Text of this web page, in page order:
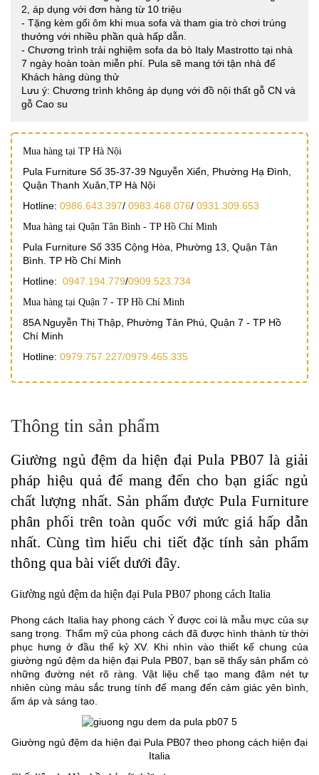
2, áp dụng với đơn hàng từ 10 triệu
- Tặng kèm gối ôm khi mua sofa và tham gia trò chơi trúng
thưởng với nhiều phần quà hấp dẫn.
- Chương trình trải nghiệm sofa da bò Italy Mastrotto tại nhà
7 ngày hoàn toàn miễn phí. Pula sẽ mang tới tận nhà để
Khách hàng dùng thử
Lưu ý: Chương trình không áp dụng với đồ nội thất gỗ CN và
gỗ Cao su
Mua hàng tại TP Hà Nội
Pula Furniture Số 35-37-39 Nguyễn Xiển, Phường Hạ Đình,
Quận Thanh Xuân,TP Hà Nội
Hotline: 0986.643.397/ 0983.468.076/ 0931.309.653
Mua hàng tại Quận Tân Bình - TP Hồ Chí Minh
Pula Furniture Số 335 Cộng Hòa, Phường 13, Quận Tân
Bình. TP Hồ Chí Minh
Hotline: 0947.194.779/0909.523.734
Mua hàng tại Quận 7 - TP Hồ Chí Minh
85A Nguyễn Thị Thập, Phường Tân Phú, Quận 7 - TP Hồ
Chí Minh
Hotline: 0979.757.227/0979.465.335
Thông tin sản phẩm
Giường ngủ đệm da hiện đại Pula PB07 là giải
pháp hiệu quả để mang đến cho bạn giấc ngủ
chất lượng nhất. Sản phẩm được Pula Furniture
phân phối trên toàn quốc với mức giá hấp dẫn
nhất. Cùng tìm hiểu chi tiết đặc tính sản phẩm
thông qua bài viết dưới đây.
Giường ngủ đệm da hiện đại Pula PB07 phong cách Italia
Phong cách Italia hay phong cách Ý được coi là mẫu mực của sự
sang trọng. Thẩm mỹ của phong cách đã được hình thành từ thời
phục hưng ở đầu thế kỷ XV. Khi nhìn vào thiết kế chung của
giường ngủ đệm da hiện đại Pula PB07, bạn sẽ thấy sản phẩm có
những đường nét rõ ràng. Vật liệu chế tạo mang đậm nét tự
nhiên cùng màu sắc trung tính để mang đến cảm giác yên bình,
ấm áp và sáng tạo.
Giường ngủ đệm da hiện đại Pula PB07 theo phong cách hiện đại
Italia